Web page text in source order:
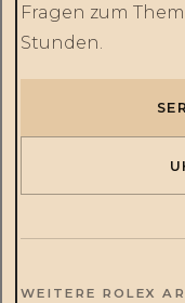
Fragen zum
Stunden.
WEITERE ROLEX